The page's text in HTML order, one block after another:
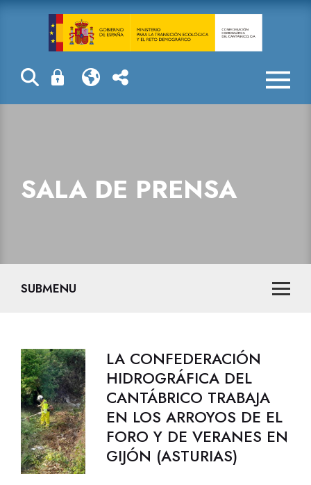
Sala de prensa
SALA DE PRENSA
SUBMENU
LA CONFEDERACIÓN
HIDROGRÁFICA DEL
CANTÁBRICO TRABAJA
EN LOS ARROYOS DE EL
FORO Y DE VERANES EN
GIJÓN (ASTURIAS)